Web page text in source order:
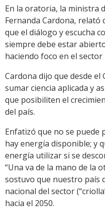
En la oratoria, la ministra
Fernanda Cardona, relató
que el diálogo y escucha
siempre debe estar
haciendo foco en el
Cardona dijo que desde
sumar ciencia aplicada y
que posibiliten el
del país.
Enfatizó que no se puede
hay energía disponible; y
energía utilizar si se
“Una va de la mano de la
sostuvo que nuestro país
nacional del sector
hacia el 2050.